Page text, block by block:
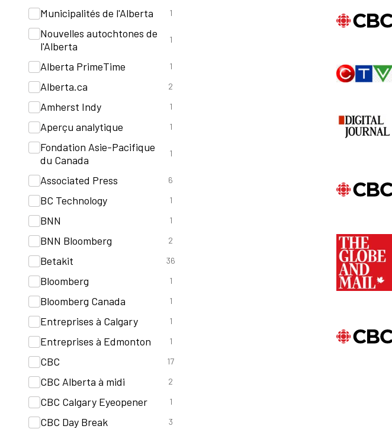
Municipalités de l'Alberta 1
Nouvelles autochtones de
l'Alberta
1
Alberta PrimeTime 1
Alberta.ca 2
Amherst Indy 1
Aperçu analytique 1
Fondation Asie-Pacifique
du Canada
1
Associated Press 6
BC Technology 1
BNN 1
BNN Bloomberg 2
Betakit 36
Bloomberg 1
Bloomberg Canada 1
Entreprises à Calgary 1
Entreprises à Edmonton 1
CBC 17
CBC Alberta à midi 2
CBC Calgary Eyeopener 1
CBC Day Break 3